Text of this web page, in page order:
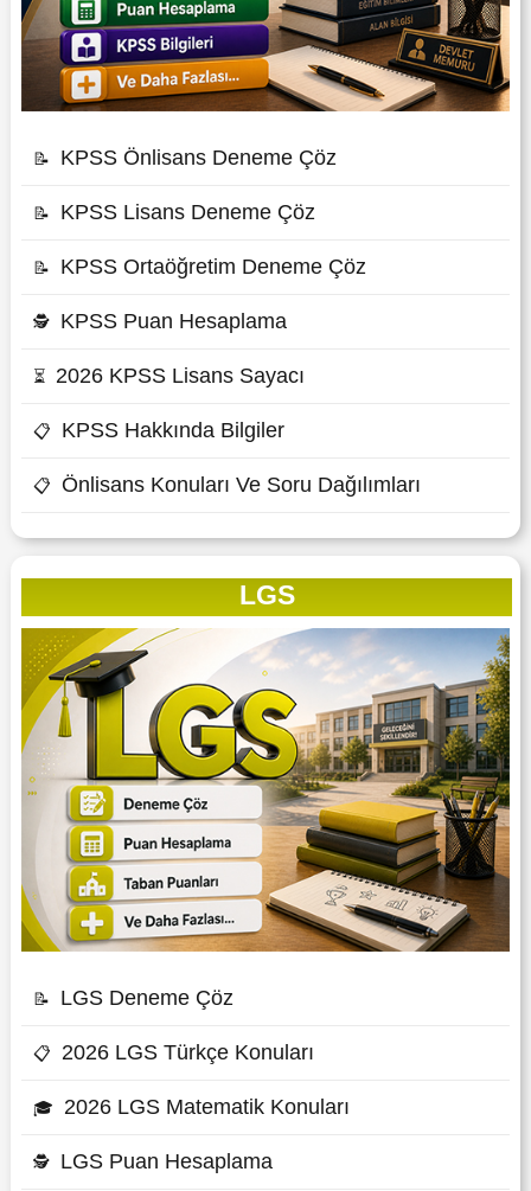
📝 KPSS Önlisans Deneme Çöz
📝 KPSS Lisans Deneme Çöz
📝 KPSS Ortaöğretim Deneme Çöz
🕵 KPSS Puan Hesaplama
⏳ 2026 KPSS Lisans Sayacı
📋 KPSS Hakkında Bilgiler
📋 Önlisans Konuları Ve Soru Dağılımları
LGS
📝 LGS Deneme Çöz
📋 2026 LGS Türkçe Konuları
🎓 2026 LGS Matematik Konuları
🕵 LGS Puan Hesaplama